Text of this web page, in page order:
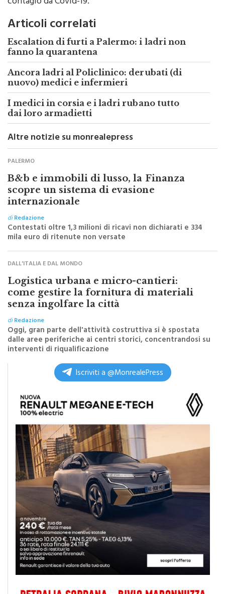
Articoli correlati
Escalation di furti a Palermo: i ladri non
fanno la quarantena
Ancora ladri al Policlinico: derubati (di
nuovo) medici e infermieri
I medici in corsia e i ladri rubano tutto
dai loro armadietti
Altre notizie su monrealepress
PALERMO
B&b e immobili di lusso, la Finanza
scopre un sistema di evasione
internazionale
diRedazione
Contestati oltre 1,3 milioni di ricavi non dichiarati e 334
mila euro di ritenute non versate
DALL'ITALIA E DAL MONDO
Logistica urbana e micro-cantieri:
come gestire la fornitura di materiali
senza ingolfare la città
diRedazione
Oggi, gran parte dell'attività costruttiva si è spostata
dalle aree periferiche ai centri storici, concentrandosi su
interventi di riqualificazione
Iscriviti a @MonrealePress